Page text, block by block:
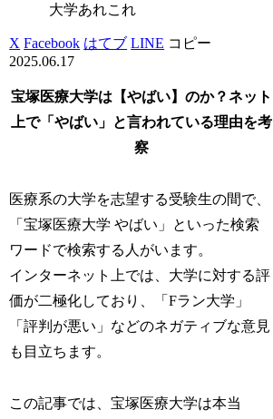
大学あれこれ
X Facebook はてブ LINE コピー
2025.06.17
宝塚医療大学は【やばい】のか？ネット
上で「やばい」と言われている理由を考
察
医療系の大学を志望する受験生の間で、
「宝塚医療大学 やばい」といった検索
ワードで検索する人がいます。
インターネット上では、大学に対する評
価が二極化しており、「Fラン大学」
「評判が悪い」などのネガティブな意見
も目立ちます。
この記事では、宝塚医療大学は本当